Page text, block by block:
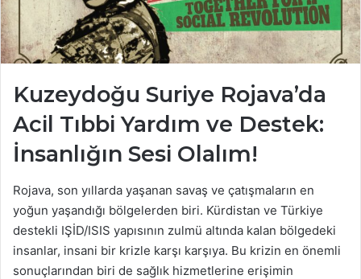
Kuzeydoğu Suriye Rojava’da
Acil Tıbbi Yardım ve Destek:
İnsanlığın Sesi Olalım!
Rojava, son yıllarda yaşanan savaş ve çatışmaların en
yoğun yaşandığı bölgelerden biri. Kürdistan ve Türkiye
destekli IŞİD/ISIS yapısının zulmü altında kalan bölgedeki
insanlar, insani bir krizle karşı karşıya. Bu krizin en önemli
sonuçlarından biri de sağlık hizmetlerine erişimin